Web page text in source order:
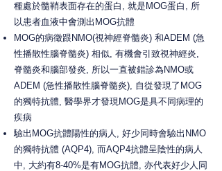
種處於髓鞘表面存在的蛋白, 就是MOG蛋白, 所
以患者血液中會測出MOG抗體
MOG的病徵跟NMO(視神經脊髓炎) 和ADEM (急
性播散性腦脊髓炎) 相似, 有機會引致視神經炎,
脊髓炎和腦部發炎, 所以一直被錯診為NMO或
ADEM (急性播散性腦脊髓炎), 自從發現了MOG
的獨特抗體, 醫學界才發現MOG是具不同病理的
疾病
驗出MOG抗體陽性的病人, 好少同時會驗出NMO
的獨特抗體 (AQP4), 而AQP4抗體呈陰性的病人
中, 大約有8-40%是有MOG抗體, 亦代表好少人同